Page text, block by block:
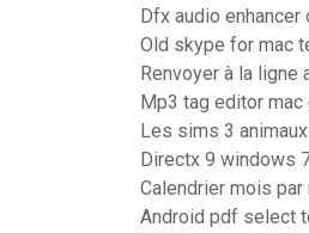
Dfx audio
Old skype for mac
Renvoyer à la ligne
Mp3 tag editor
Les sims 3
Directx 9 windows
Calendrier mois
Android pdf select